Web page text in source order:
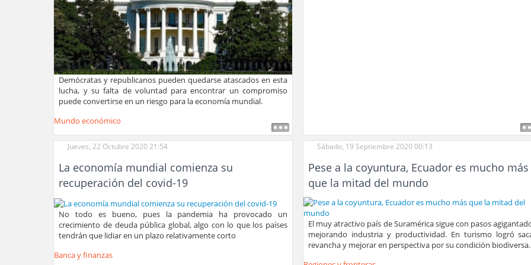
Demócratas y republicanos pueden quedarse atascados en esta
lucha, y su falta de voluntad para encontrar un compromiso
puede convertirse en un riesgo para la economía mundial.
Mundo económico
Jueves, 22 Octubre 2020 21:54
La economía mundial comienza su
recuperación del covid-19
No todo es bueno, pues la pandemia ha provocado un
crecimiento de deuda pública global, algo con lo que los países
tendrán que lidiar en un plazo relativamente corto
Banca y finanzas
Sábado, 19 Septiembre 2020 00:13
Pese a la coyuntura, Ecuador es mucho más
que la mitad del mundo
El muy atractivo país de Suramérica sigue con pasos
mejorando industria y productividad. En turismo logró
revancha y mejorar en perspectiva por su condición biodiversa.